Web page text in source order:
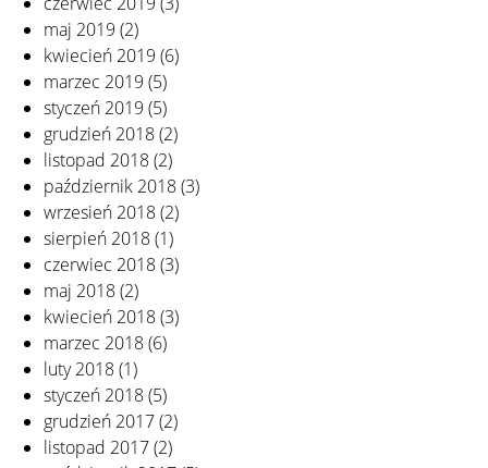
maj 2019 (2)
kwiecień 2019 (6)
marzec 2019 (5)
styczeń 2019 (5)
grudzień 2018(2)
listopad 2018(2)
październik 2018(3)
wrzesień 2018(2)
sierpień 2018(1)
czerwiec 2018(3)
maj 2018(2)
kwiecień 2018(3)
marzec 2018(6)
luty 2018(1)
styczeń 2018(5)
grudzień 2017(2)
listopad 2017(2)